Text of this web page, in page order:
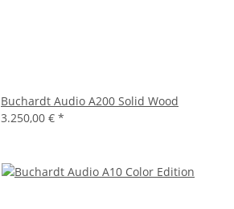
Buchardt Audio A200 Solid Wood
3.250,00 € *